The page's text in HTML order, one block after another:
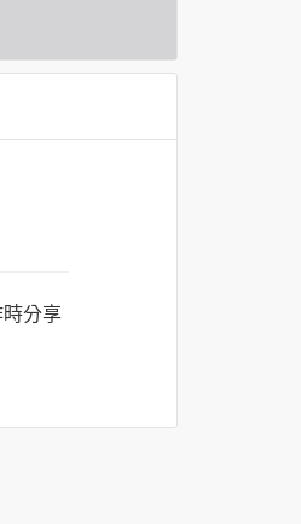
分享
廠商